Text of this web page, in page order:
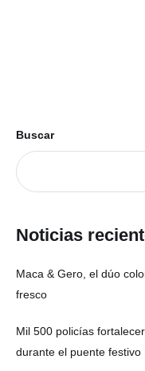
Buscar
Noticias
Maca & Gero, el dúo
fresco
Mil 500 policías
durante el puente festivo